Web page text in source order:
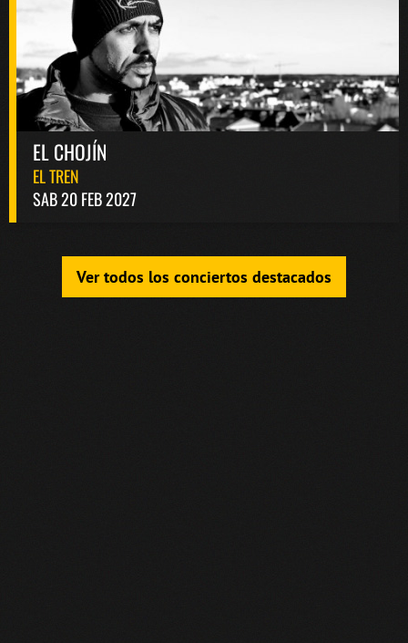
EL CHOJÍN
EL TREN
SAB 20 FEB 2027
Ver todos los conciertos destacados